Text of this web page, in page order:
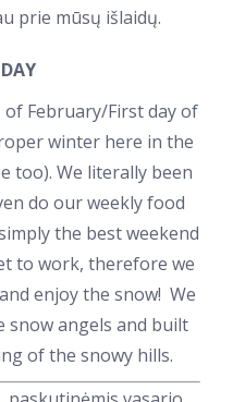
prie mūsų išlaidų.
of February/First day of
winter here in the
too). We literally been
do our weekly food
the best weekend
to work, therefore we
enjoy the snow! We
snow angels and built
of the snowy hills.